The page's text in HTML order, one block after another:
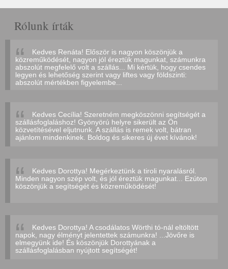
Rólunk írták
Kedves Renáta! Először is nagyon köszönjük a
közreműködését, nagyon jól éreztük magunkat, számunkra
abszolút megfelelő volt a szállás... Mi kértük, hogy csendes
legyen és lehetőség szerint vagy liftes vagy földszinti:
abszolút mértékben figyelembe...
Kedves Cecília! Szeretném megköszönni segítségét a
szállásfoglaláshoz! Gyönyörú helyre sikerült az Ön
közvetítésével eljutnunk. A szállás is remek volt, bátran
ajánlom mindenkinek. Boldog és sikeres új évet kívánok!
Kedves Dorottya! Megérkeztünk a tiroli nyaralásról.
Minden nagyon szép volt, és jól éreztük magunkat... Ezúton
köszönjük a segítségét és közreműködését!
Kedves Dorottya! A csodálatos Wörthi tó-nál eltöltött
napok, nagy élményt jelentettek számunkra! ...Jövőre is
elmegyünk ide! És köszönjük Dorottyának a
szállásfoglalásban nyújtott segítségét!